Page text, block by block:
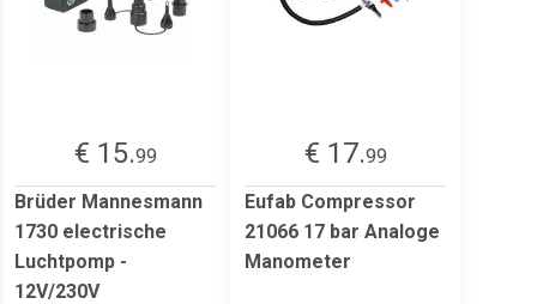
€ 15.99
Brüder Mannesmann
1730 electrische
Luchtpomp -
12V/230V
€ 17.99
Eufab Compressor
21066 17 bar Analoge
Manometer